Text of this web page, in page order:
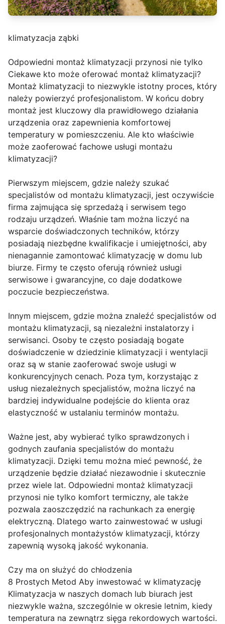
klimatyzacja ząbki
Odpowiedni montaż klimatyzacji przynosi nie tylko
Ciekawe kto może oferować montaż klimatyzacji?
Montaż klimatyzacji to niezwykle istotny proces, który
należy powierzyć profesjonalistom. W końcu dobry
montaż jest kluczowy dla prawidłowego działania
urządzenia oraz zapewnienia komfortowej
temperatury w pomieszczeniu. Ale kto właściwie
może zaoferować fachowe usługi montażu
klimatyzacji?
Pierwszym miejscem, gdzie należy szukać
specjalistów od montażu klimatyzacji, jest oczywiście
firma zajmująca się sprzedażą i serwisem tego
rodzaju urządzeń. Właśnie tam można liczyć na
wsparcie doświadczonych techników, którzy
posiadają niezbędne kwalifikacje i umiejętności, aby
nienagannie zamontować klimatyzację w domu lub
biurze. Firmy te często oferują również usługi
serwisowe i gwarancyjne, co daje dodatkowe
poczucie bezpieczeństwa.
Innym miejscem, gdzie można znaleźć specjalistów od
montażu klimatyzacji, są niezależni instalatorzy i
serwisanci. Osoby te często posiadają bogate
doświadczenie w dziedzinie klimatyzacji i wentylacji
oraz są w stanie zaoferować swoje usługi w
konkurencyjnych cenach. Poza tym, korzystając z
usług niezależnych specjalistów, można liczyć na
bardziej indywidualne podejście do klienta oraz
elastyczność w ustalaniu terminów montażu.
Ważne jest, aby wybierać tylko sprawdzonych i
godnych zaufania specjalistów do montażu
klimatyzacji. Dzięki temu można mieć pewność, że
urządzenie będzie działać niezawodnie i skutecznie
przez wiele lat. Odpowiedni montaż klimatyzacji
przynosi nie tylko komfort termiczny, ale także
pozwala zaoszczędzić na rachunkach za energię
elektryczną. Dlatego warto zainwestować w usługi
profesjonalnych montażystów klimatyzacji, którzy
zapewnią wysoką jakość wykonania.
Czy ma on służyć do chłodzenia
8 Prostych Metod Aby inwestować w klimatyzację
Klimatyzacja w naszych domach lub biurach jest
niezwykle ważna, szczególnie w okresie letnim, kiedy
temperatura na zewnątrz sięga rekordowych wartości.